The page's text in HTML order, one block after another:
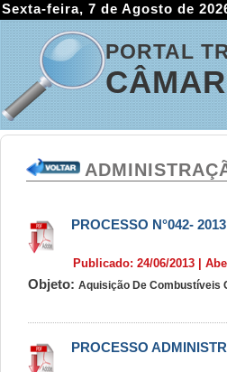
Sexta-feira, 7 de Agosto de
PORTAL
PROCESSO N°042-
Publicado: 24/06/2013 |
Objeto: Aquisição De Combustíveis
PROCESSO